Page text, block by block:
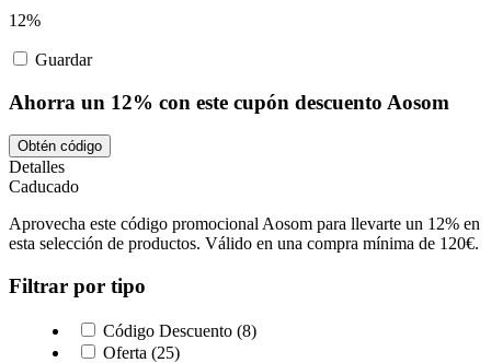
12%
Guardar
Ahorra un 12% con este cupón descuento Aosom
Obtén código
Detalles
Caducado
Aprovecha este código promocional Aosom para llevarte un 12% en
esta selección de productos. Válido en una compra mínima de 120€.
Filtrar por tipo
Código Descuento (8)
Oferta (25)